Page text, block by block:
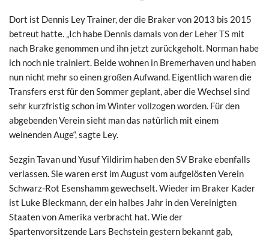
Dort ist Dennis Ley Trainer, der die Braker von 2013 bis 2015
betreut hatte. „Ich habe Dennis damals von der Leher TS mit
nach Brake genommen und ihn jetzt zurückgeholt. Norman habe
ich noch nie trainiert. Beide wohnen in Bremerhaven und haben
nun nicht mehr so einen großen Aufwand. Eigentlich waren die
Transfers erst für den Sommer geplant, aber die Wechsel sind
sehr kurzfristig schon im Winter vollzogen worden. Für den
abgebenden Verein sieht man das natürlich mit einem
weinenden Auge“, sagte Ley.
​Sezgin Tavan und Yusuf Yildirim haben den SV Brake ebenfalls
verlassen. Sie waren erst im August vom aufgelösten Verein
Schwarz-Rot Esenshamm gewechselt. Wieder im Braker Kader
ist Luke Bleckmann, der ein halbes Jahr in den Vereinigten
Staaten von Amerika verbracht hat. Wie der
Spartenvorsitzende Lars Bechstein gestern bekannt gab,